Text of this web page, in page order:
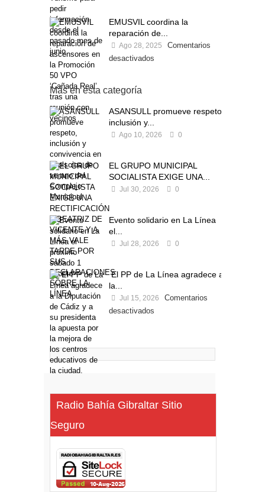
EMUSVIL coordina la
reparación de...
Ago 28, 2025
Comentarios
desactivados
Más en esta categoría
ASANSULL promueve respeto,
inclusión y...
Ago 10, 2026 0
EL GRUPO MUNICIPAL
SOCIALISTA EXIGE UNA...
Jul 30, 2026 0
Evento solidario en La Línea
el...
Jul 28, 2026 0
El PP de La Línea agradece a
la...
Jul 15, 2026
Comentarios
desactivados
Radio Bahía Gibraltar Sitio
Seguro